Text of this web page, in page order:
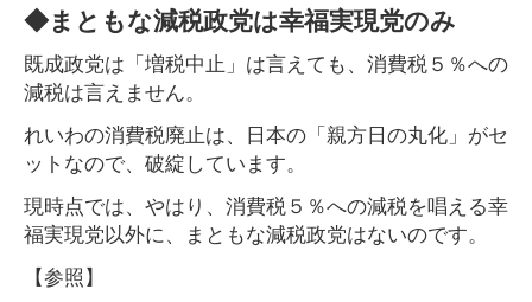
◆まともな減税政党は幸福実現党のみ
既成政党は「増税中止」は言えても、消費税５％への
減税は言えません。
れいわの消費税廃止は、日本の「親方日の丸化」がセ
ットなので、破綻しています。
現時点では、やはり、消費税５％への減税を唱える幸
福実現党以外に、まともな減税政党はないのです。
【参照】